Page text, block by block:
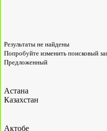
Результаты не найдены
Попробуйте изменить поисковый
Предложенный
Астана
Казахстан
Актобе